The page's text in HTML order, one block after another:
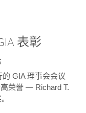
表彰
GIA 理事会会议
荣誉 — Richard T.